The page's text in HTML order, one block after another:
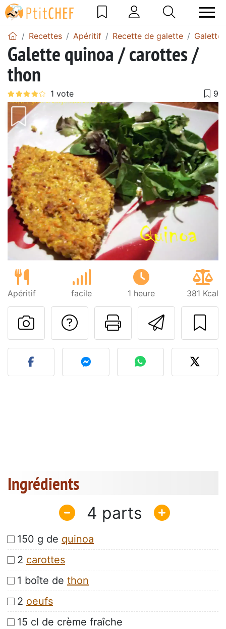
Recettes Apéritif Recette de galette Galette
Galette quinoa / carottes /
thon
Apéritif facile 1 heure 381 Kcal
Imprimer
Poser une
Publier votre photo de
Ingrédients
4
150 g de quinoa
2 carottes
1 boîte de thon
2 oeufs
15 cl de crème fraîche